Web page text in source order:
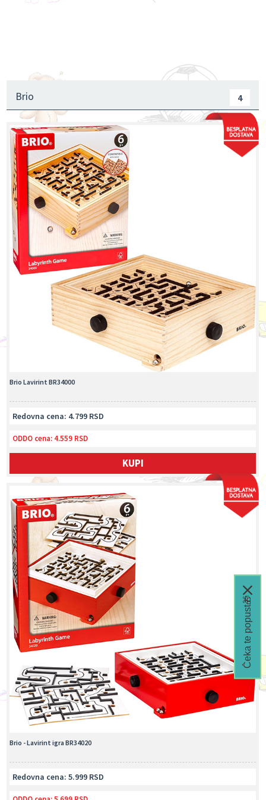
Traktori, Kamioni, Građevinske mašine
Brio 4
Brio Lavirint BR34000
Redovna cena: 4.799 RSD
ODDO cena: 4.559 RSD
KUPI
Brio - Lavirint igra BR34020
Redovna cena: 5.999 RSD
Čeka te popust🎁